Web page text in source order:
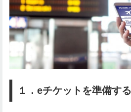
１．eチケットを準備する